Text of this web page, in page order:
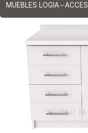
MUEBLES LOGIA